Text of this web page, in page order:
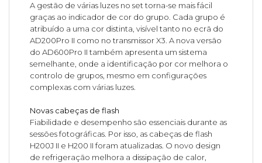
A gestão de várias luzes no set torna-se mais fácil
graças ao indicador de cor do grupo. Cada grupo é
atribuído a uma cor distinta, visível tanto no ecrã do
AD200Pro II como no transmissor X3. A nova versão
do AD600Pro II também apresenta um sistema
semelhante, onde a identificação por cor melhora o
controlo de grupos, mesmo em configurações
complexas com várias luzes.
Novas cabeças de flash
Fiabilidade e desempenho são essenciais durante as
sessões fotográficas. Por isso, as cabeças de flash
H200J II e H200 II foram atualizadas. O novo design
de refrigeração melhora a dissipação de calor,